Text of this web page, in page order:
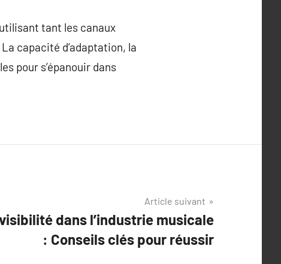
tant les canaux
capacité d’adaptation, la
pour s’épanouir dans
Article suivant
dans l’industrie musicale
: Conseils clés pour réussir